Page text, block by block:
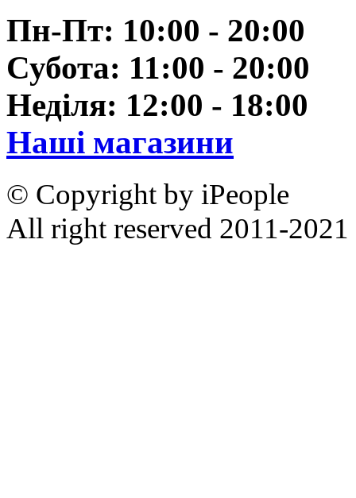
Пн-Пт: 10:00 - 20:00
Субота: 11:00 - 20:00
Неділя: 12:00 - 18:00
Наші магазини
© Copyright by iPeople
All right reserved 2011-2021